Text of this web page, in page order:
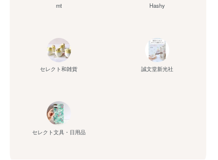
mt Hashy
セレクト和雑貨 誠文堂新光社
セレクト文具・日用品